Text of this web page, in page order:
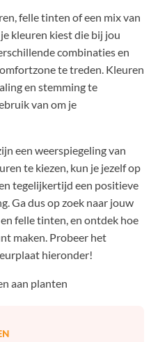
felle tinten of een mix van
kleuren kiest die bij jou
combinaties en
te treden. Kleuren
en stemming te
van om je
een weerspiegeling van
te kiezen, kun je jezelf op
tegelijkertijd een positieve
Ga dus op zoek naar jouw
felle tinten, en ontdek hoe
maken. Probeer het
hieronder!